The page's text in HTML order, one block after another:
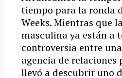
tiempo para la ronda
Weeks. Mientras que
masculina ya están a
controversia entre
agencia de relaciones
llevó a descubrir uno